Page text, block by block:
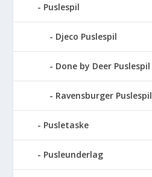
Puslespil
Djeco Puslespil
Done by Deer Puslespil
Ravensburger Puslespil
Pusletaske
Pusleunderlag